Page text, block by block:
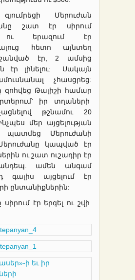
Մերուժան
շատ էր սիրում
ու երազում էր
հետո այնտեղ
էր, 2 ամսից
էր լինելու: Սակայն
չհասցրեց:
զոհվեց Թալիշի համար
իր տղաների
թշնամու 20
մեր այցելության
պատմեց Մերուժանի
կապված էր
ու շատ ուշադիր էր
ամեն անգամ
գալիս այցելում էր
ընտանիքներին:
էր երգել ու շվի